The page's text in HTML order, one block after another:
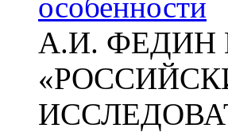
А.И. ФЕДИН